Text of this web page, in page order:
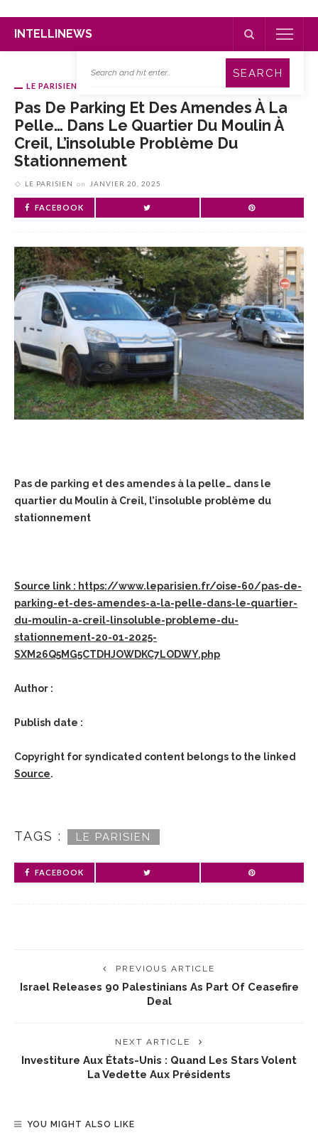
INTELLINEWS
LE PARISIEN
Pas De Parking Et Des Amendes À La
Pelle… Dans Le Quartier Du Moulin À
Creil, L’insoluble Problème Du
Stationnement
LE PARISIEN on JANVIER 20, 2025
FACEBOOK
Pas de parking et des amendes à la pelle… dans le
quartier du Moulin à Creil, l’insoluble problème du
stationnement
Source link : https://www.leparisien.fr/oise-60/pas-de-
parking-et-des-amendes-a-la-pelle-dans-le-quartier-
du-moulin-a-creil-linsoluble-probleme-du-
stationnement-20-01-2025-
SXM26Q5MG5CTDHJOWDKC7LODWY.php
Author :
Publish date :
Copyright for syndicated content belongs to the linked
Source.
TAGS : LE PARISIEN
FACEBOOK
PREVIOUS ARTICLE
Israel Releases 90 Palestinians As Part Of Ceasefire
Deal
NEXT ARTICLE
Investiture Aux États-Unis : Quand Les Stars Volent
La Vedette Aux Présidents
YOU MIGHT ALSO LIKE